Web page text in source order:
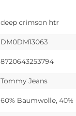
deep crimson htr
DM0DM13063
8720643253794
Tommy Jeans
60% Baumwolle, 40%